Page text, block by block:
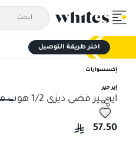
اختر طريقة التوصيل
إكسسوارات
إير جير
اير جير فضى ديزى 1/2 هوب مع قفل
اير جير فضى ديزى 1/2 هوب مع قفل
57.50